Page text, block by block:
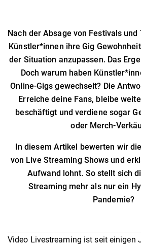
Nach der Absage von Festivals
Künstler*innen ihre Gig
der Situation anzupassen. Das
Doch warum haben
Online-Gigs gewechselt? Die
Erreiche deine Fans, bleibe
beschäftigt und verdiene sogar
oder Merch-
In diesem Artikel bewerten wir
von Live Streaming Shows und
Aufwand lohnt. So stellt sich
Streaming mehr als nur ein
Pandemie?
Video Livestreaming ist seit einigen